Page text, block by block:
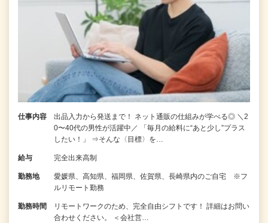
仕事内容
出品入力から発送まで！ ネット通販の仕組みが学べる◎ ＼2
0〜40代の男性が活躍中／ 「毎月の給料に“あと少し”プラス
したい！」 ⇒そんな〈目標〉を…
給与 完全出来高制
勤務地
愛媛県、高知県、福岡県、佐賀県、長崎県内のご自宅 ※フ
ルリモート勤務
勤務時間
リモートワークのため、完全自由シフトです！ 詳細はお問い
合わせください。 ＜会社営…